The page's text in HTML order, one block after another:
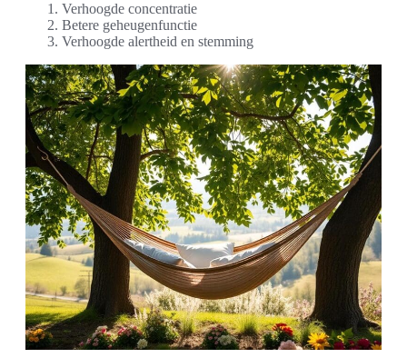
Verhoogde concentratie
Betere geheugenfunctie
Verhoogde alertheid en stemming